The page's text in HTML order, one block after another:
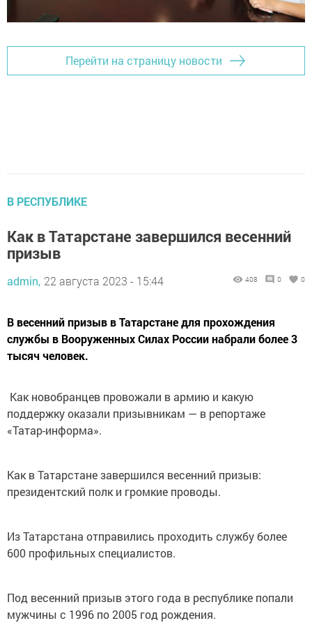
Перейти на страницу новости
В РЕСПУБЛИКЕ
Как в Татарстане завершился весенний
призыв
admin, 22 августа 2023 - 15:44 408 0 0
В весенний призыв в Татарстане для прохождения
службы в Вооруженных Силах России набрали более 3
тысяч человек.
Как новобранцев провожали в армию и какую
поддержку оказали призывникам — в репортаже
«Татар-информа».
Как в Татарстане завершился весенний призыв:
президентский полк и громкие проводы.
Из Татарстана отправились проходить службу более
600 профильных специалистов.
Под весенний призыв этого года в республике попали
мужчины с 1996 по 2005 год рождения.